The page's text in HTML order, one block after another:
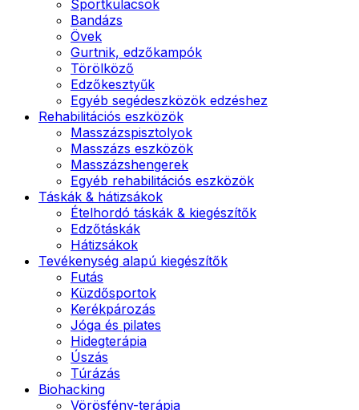
Sportkulacsok
Bandázs
Övek
Gurtnik, edzőkampók
Törölköző
Edzőkesztyűk
Egyéb segédeszközök edzéshez
Rehabilitációs eszközök
Masszázspisztolyok
Masszázs eszközök
Masszázshengerek
Egyéb rehabilitációs eszközök
Táskák & hátizsákok
Ételhordó táskák & kiegészítők
Edzőtáskák
Hátizsákok
Tevékenység alapú kiegészítők
Futás
Küzdősportok
Kerékpározás
Jóga és pilates
Hidegterápia
Úszás
Túrázás
Biohacking
Vörösfény-terápia